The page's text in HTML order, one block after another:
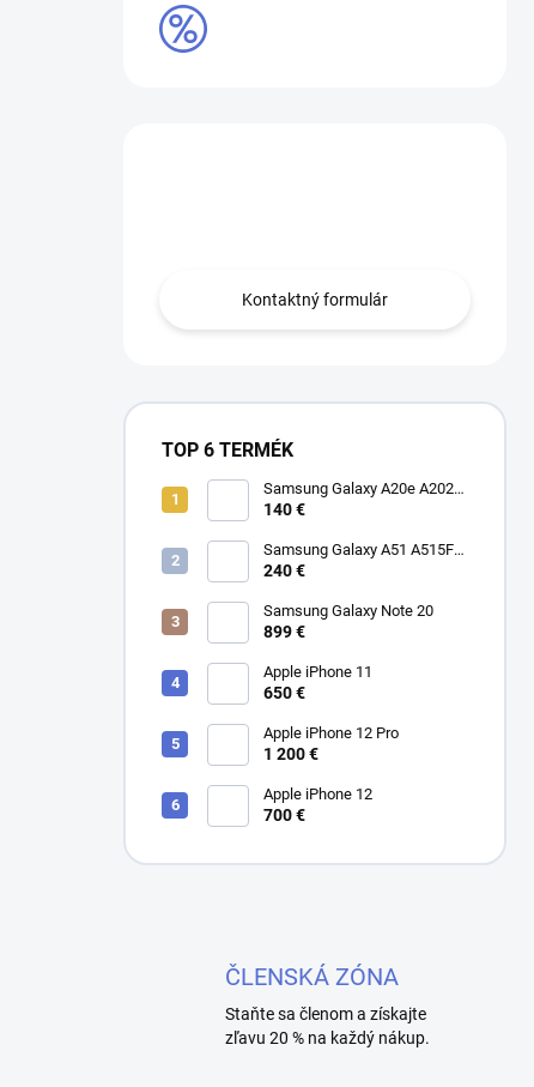
Kontaktný formulár
TOP 6 TERMÉK
Samsung Galaxy A20e A202F
Dual SIM
140 €
Samsung Galaxy A51 A515F
Dual SIM
240 €
Samsung Galaxy Note 20
899 €
Apple iPhone 11
650 €
Apple iPhone 12 Pro
1 200 €
Apple iPhone 12
700 €
ČLENSKÁ ZÓNA
Staňte sa členom a získajte
zľavu 20 % na každý nákup.